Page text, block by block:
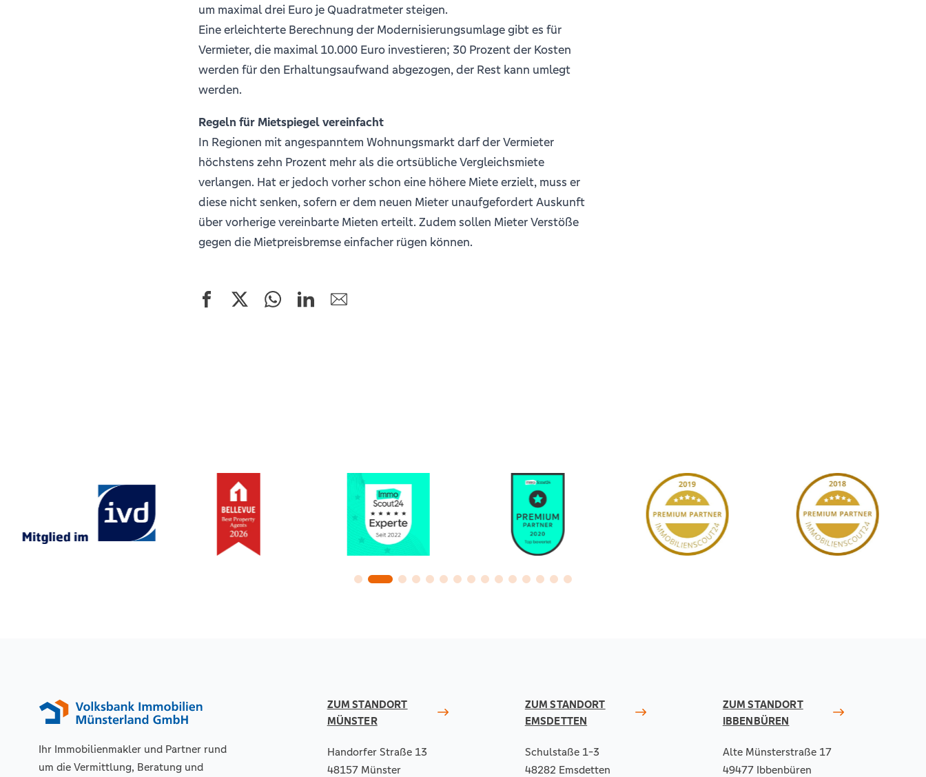
um maximal drei Euro je Quadratmeter steigen.
Eine erleichterte Berechnung der Modernisierungsumlage gibt es für
Vermieter, die maximal 10.000 Euro investieren; 30 Prozent der Kosten
werden für den Erhaltungsaufwand abgezogen, der Rest kann umlegt
werden.
Regeln für Mietspiegel vereinfacht
In Regionen mit angespanntem Wohnungsmarkt darf der Vermieter
höchstens zehn Prozent mehr als die ortsübliche Vergleichsmiete
verlangen. Hat er jedoch vorher schon eine höhere Miete erzielt, muss er
diese nicht senken, sofern er dem neuen Mieter unaufgefordert Auskunft
über vorherige vereinbarte Mieten erteilt. Zudem sollen Mieter Verstöße
gegen die Mietpreisbremse einfacher rügen können.
Ihr Immobilienmakler und Partner rund
um die Vermittlung, Beratung und
ZUM STANDORT
MÜNSTER
Handorfer Straße 13
48157 Münster
ZUM STANDORT
EMSDETTEN
Schulstaße 1-3
48282 Emsdetten
ZUM STANDORT
IBBENBÜREN
Alte Münsterstraße 17
49477 Ibbenbüren